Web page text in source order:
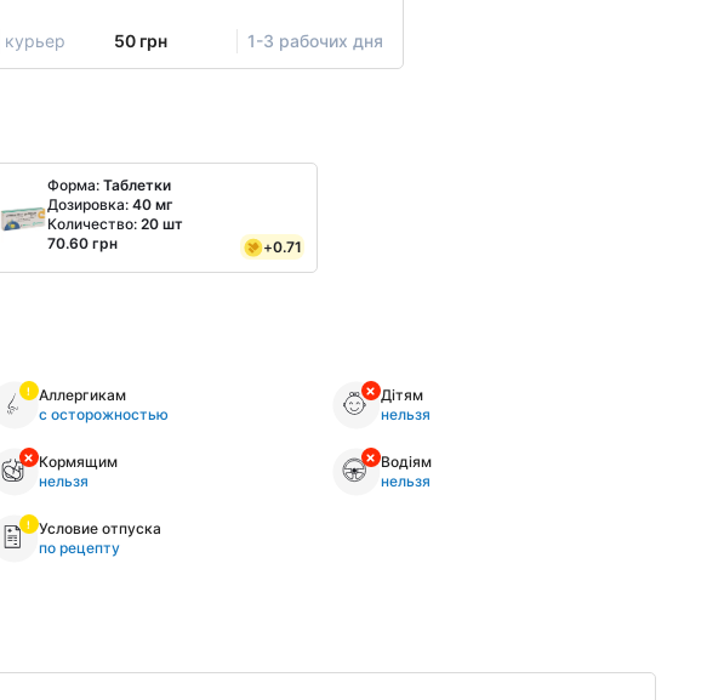
курьер 50 грн 1-3 рабочих дня
Форма:Таблетки
Дозировка:40 мг
Количество:20 шт
70.60 грн
+0.71
Аллергикам
с осторожностью
Дітям
нельзя
Кормящим
нельзя
Водіям
нельзя
Условие отпуска
по рецепту